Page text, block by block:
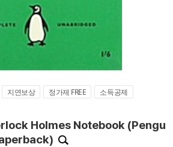
지연보상 정가제 FREE
소득공제
Holmes Notebook (Pengu